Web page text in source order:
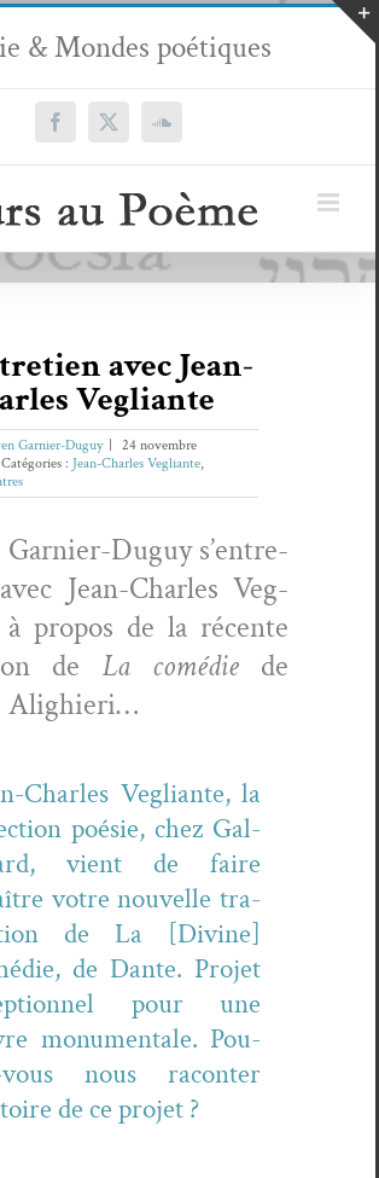
& Mondes poétiques
Facebook
X SoundCloud
avec Jean-
Vegliante
Garnier-Duguy
24 novembre
Catégories : Jean-Charles Vegliante,
Gar­nier-Duguy s’en­tre­
Jean-Charles Veg­
pro­pos de la récente
de La comédiede
Alighieri…
Charles Veg­liante, la
poésie, chez Gal­
vient de faire
votre nou­velle tra­
de La [Divine]
de Dante. Pro­jet
pour une
mon­u­men­tale. Pou­
vous nous racon­ter
de ce projet ?